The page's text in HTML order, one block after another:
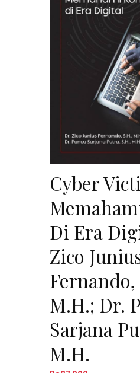
Cyber
Di Era
Zico
Fernando,
M.H.; Dr.
Sarjana
M.H.